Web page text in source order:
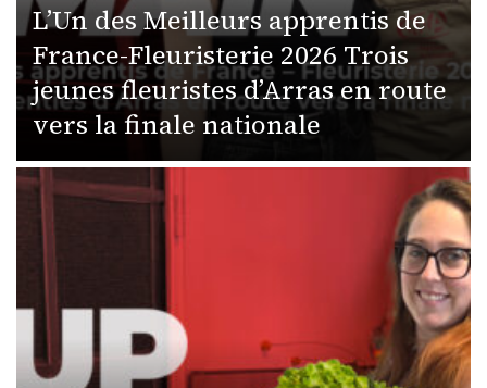
L’Un des Meilleurs apprentis de
France-Fleuristerie 2026 Trois
jeunes fleuristes d’Arras en route
vers la finale nationale